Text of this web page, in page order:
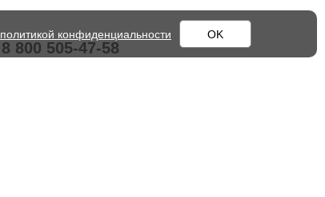
8 800 505-47-58
политикой конфиденциальности OK